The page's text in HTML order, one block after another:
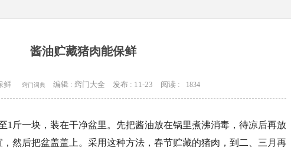
酱油贮藏猪肉能保鲜
鲜 窍门词典 编辑 : 窍门大全 发布 : 11-23 阅读 : 1834
1斤一块，装在干净盆里。先把酱油放在锅里煮沸消毒，待凉后再放
然后把盆盖盖上。采用这种方法，春节贮藏的猪肉，到二、三月再